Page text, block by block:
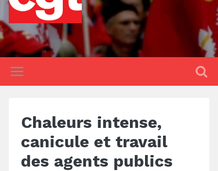
Chaleurs intense,
canicule et travail
des agents publics